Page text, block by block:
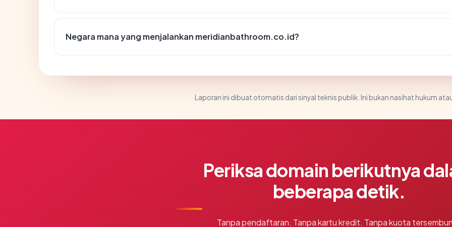
Negara mana yang menjalankan meridianbathroom.co.id?
Laporan ini dibuat otomatis dari sinyal teknis publik. Ini bukan nasihat hukum
Periksa domain berikutnya
beberapa detik.
Tanpa pendaftaran. Tanpa kartu kredit. Tanpa kuota